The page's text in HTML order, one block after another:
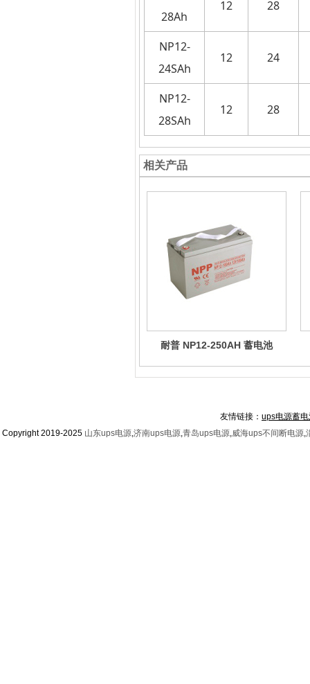
28Ah
12 28
NP12-
24SAh
12 24
NP12-
28SAh
12 28
相关产品
耐普 NP12-250AH 蓄电池
友情链接： ups电源蓄
Copyright 2019-2025 山东ups电源,济南ups电源,青岛ups电源,威海ups不间断电源,